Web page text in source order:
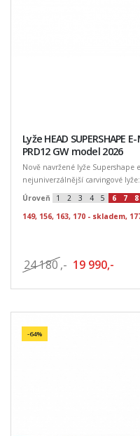
Lyže HEAD SUPERSHAPE
PRD12 GW model 2026
Nově navržené lyže
nejuniverzálnější carvingové
Úroveň
1 2 3 4 5 6 7 8
149, 156, 163, 170 - skladem,
24 180 ,- 19 990,-
-64%